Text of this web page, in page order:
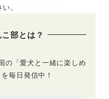
。
部とは？
の「愛犬と一緒に楽しめ
毎日発信中！